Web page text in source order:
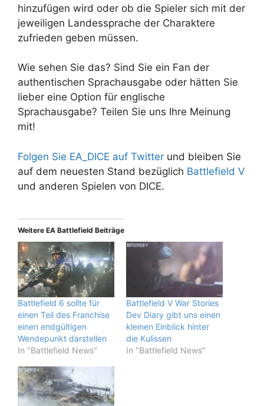
hinzufügen wird oder ob die Spieler sich mit der
jeweiligen Landessprache der Charaktere
zufrieden geben müssen.
Wie sehen Sie das? Sind Sie ein Fan der
authentischen Sprachausgabe oder hätten Sie
lieber eine Option für englische
Sprachausgabe? Teilen Sie uns Ihre Meinung
mit!
Folgen Sie EA_DICE auf Twitter und bleiben Sie
auf dem neuesten Stand bezüglich Battlefield V
und anderen Spielen von DICE.
Weitere EA Battlefield Beiträge
Battlefield 6 sollte für
einen Teil des Franchise
einen endgültigen
Wendepunkt darstellen
In "Battlefield News"
Battlefield V War Stories
Dev Diary gibt uns einen
kleinen Einblick hinter
die Kulissen
In "Battlefield News"